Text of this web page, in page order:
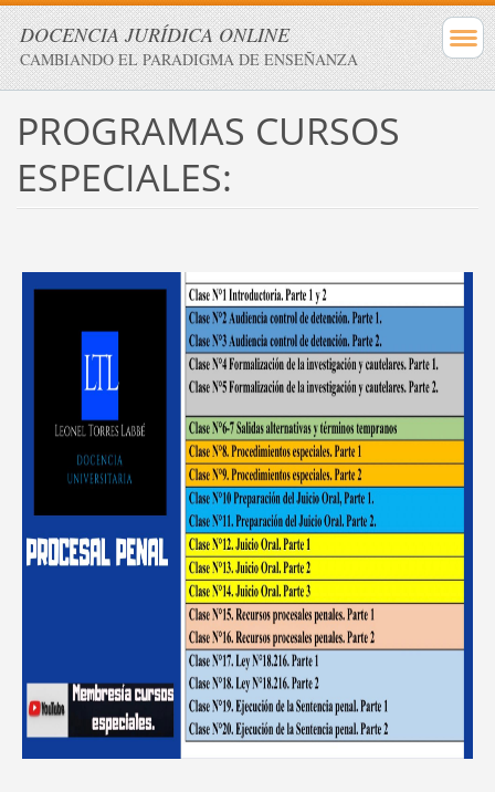
DOCENCIA JURÍDICA ONLINE
CAMBIANDO EL PARADIGMA DE ENSEÑANZA
PROGRAMAS CURSOS
ESPECIALES: